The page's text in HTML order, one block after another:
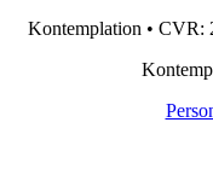
Kontemplation • CVR: